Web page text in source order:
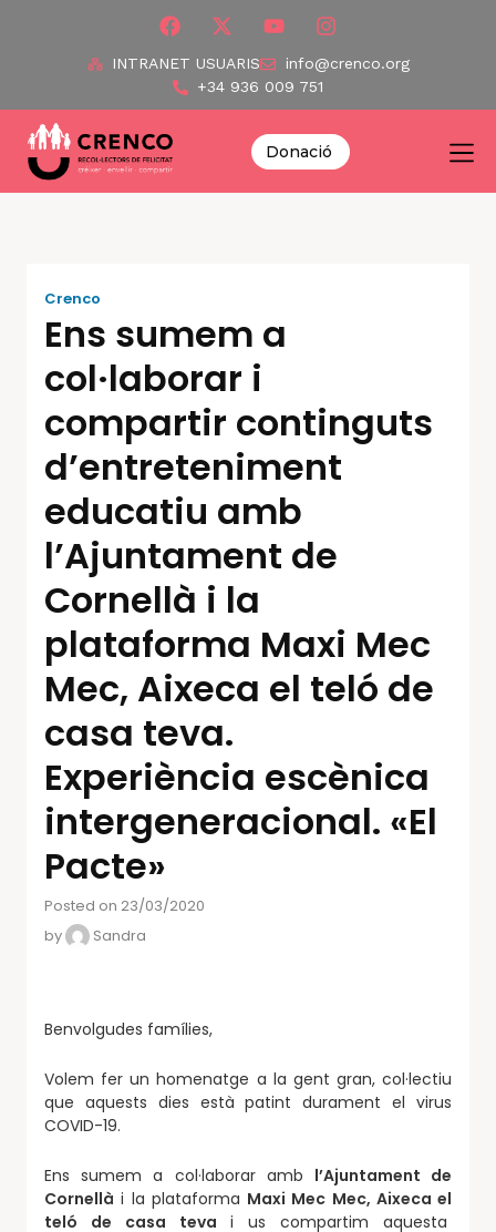
INTRANET USUARIS
info@crenco.org
+34 936 009 751
Donació
Crenco
Ens sumem a
col·laborar i
compartir continguts
d’entreteniment
educatiu amb
l’Ajuntament de
Cornellà i la
plataforma Maxi Mec
Mec, Aixeca el teló de
casa teva.
Experiència escènica
intergeneracional. «El
Pacte»
Posted on 23/03/2020
by
Sandra
Benvolgudes famílies,
Volem fer un homenatge a la gent gran, col·lectiu
que aquests dies està patint durament el virus
COVID-19.
Ens sumem a col·laborar amb l’Ajuntament de
Cornellà i la plataforma Maxi Mec Mec, Aixeca el
teló de casa teva i us compartim aquesta